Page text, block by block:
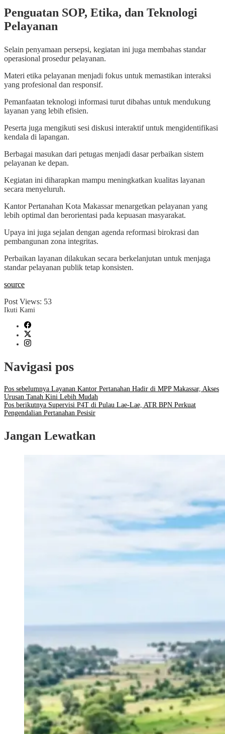
Penguatan SOP, Etika, dan Teknologi
Pelayanan
Selain penyamaan persepsi, kegiatan ini juga membahas standar
operasional prosedur pelayanan.
Materi etika pelayanan menjadi fokus untuk memastikan interaksi
yang profesional dan responsif.
Pemanfaatan teknologi informasi turut dibahas untuk mendukung
layanan yang lebih efisien.
Peserta juga mengikuti sesi diskusi interaktif untuk mengidentifikasi
kendala di lapangan.
Berbagai masukan dari petugas menjadi dasar perbaikan sistem
pelayanan ke depan.
Kegiatan ini diharapkan mampu meningkatkan kualitas layanan
secara menyeluruh.
Kantor Pertanahan Kota Makassar menargetkan pelayanan yang
lebih optimal dan berorientasi pada kepuasan masyarakat.
Upaya ini juga sejalan dengan agenda reformasi birokrasi dan
pembangunan zona integritas.
Perbaikan layanan dilakukan secara berkelanjutan untuk menjaga
standar pelayanan publik tetap konsisten.
source
Post Views: 53
Ikuti Kami
Navigasi pos
Pos sebelumnya Layanan Kantor Pertanahan Hadir di MPP Makassar, Akses
Urusan Tanah Kini Lebih Mudah
Pos berikutnya Supervisi P4T di Pulau Lae-Lae, ATR BPN Perkuat
Pengendalian Pertanahan Pesisir
Jangan Lewatkan